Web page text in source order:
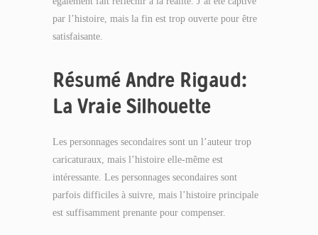
par l’histoire, mais la fin est trop ouverte pour être
satisfaisante.
Résumé Andre Rigaud:
La Vraie Silhouette
Les personnages secondaires sont un l’auteur trop
caricaturaux, mais l’histoire elle-même est
intéressante. Les personnages secondaires sont
parfois difficiles à suivre, mais l’histoire principale
est suffisamment prenante pour compenser.